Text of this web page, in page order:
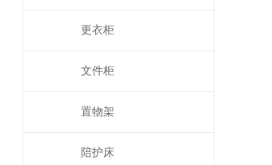
更衣柜
文件柜
置物架
陪护床